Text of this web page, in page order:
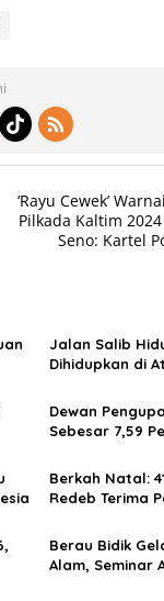
‘Rayu Cewek’
Pilkada Kaltim
Seno: Kartel
Jalan Salib
Dihidupkan di
Dewan
Sebesar 7,59
Berkah Natal:
Redeb Terima
Berau Bidik
Alam, Seminar